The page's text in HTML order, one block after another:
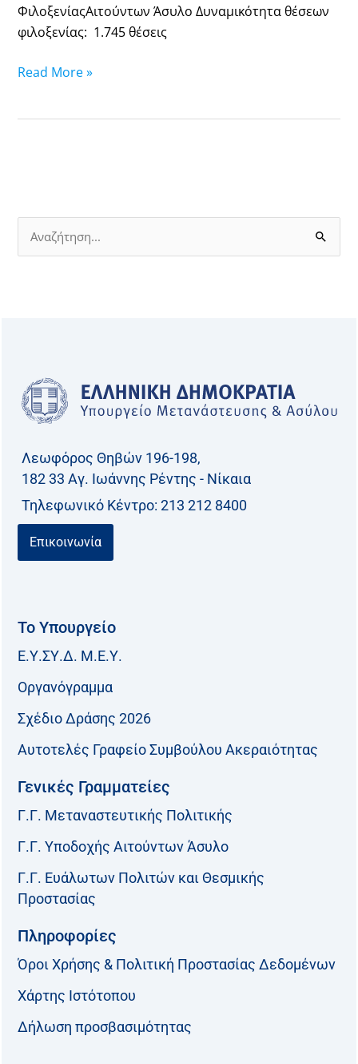
ΦιλοξενίαςΑιτούντων Άσυλο Δυναμικότητα θέσεων
φιλοξενίας: 1.745 θέσεις
Read More »
ν
σ
Λεωφόρος Θηβών 196-198,
182 33 Aγ. Ιωάννης Ρέντης - Νίκαια
Τηλεφωνικό Kέντρο: 213 212 8400
Επικοινωνία
Το Υπουργείο
Ε.Υ.ΣΥ.Δ. Μ.Ε.Υ.
Οργανόγραμμα
Σχέδιο Δράσης 2026
Αυτοτελές Γραφείο Συμβούλου Ακεραιότητας
Γενικές Γραμματείες
Γ.Γ. Μεταναστευτικής Πολιτικής
Γ.Γ. Υποδοχής Αιτούντων Άσυλο
Γ.Γ. Ευάλωτων Πολιτών και Θεσμικής
Προστασίας
Πληροφορίες
Όροι Χρήσης & Πολιτική Προστασίας Δεδομένων
Χάρτης Ιστότοπου
Δήλωση προσβασιμότητας